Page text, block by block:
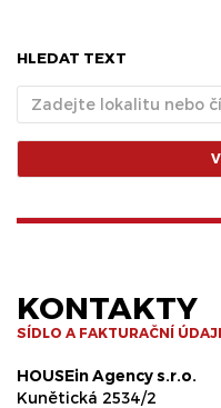
HLEDAT TEXT
KONTAKTY
SÍDLO A FAKTURAČNÍ
HOUSEin Agency s.r.o.
Kunětická 2534/2